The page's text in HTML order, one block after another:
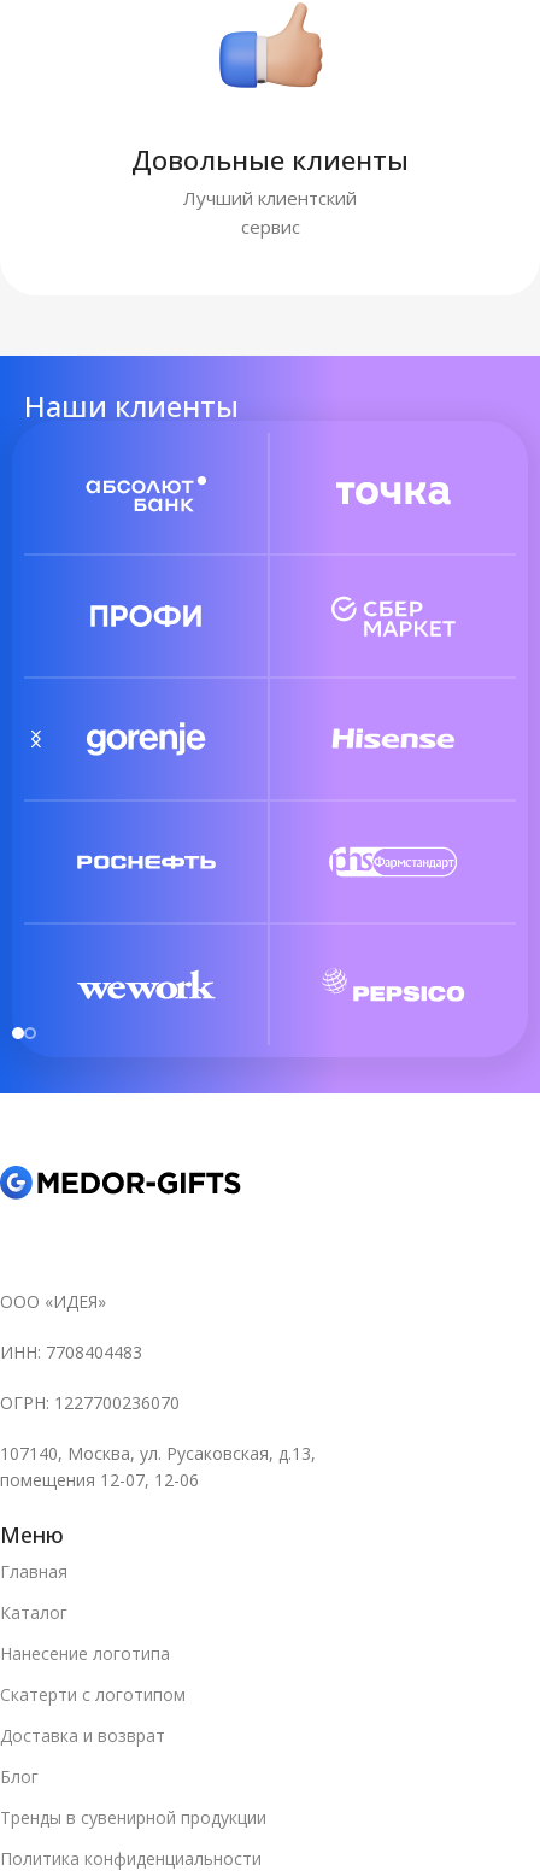
Довольные клиенты
Лучший клиентский
сервис
Наши клиенты
ООО «ИДЕЯ»
ИНН: 7708404483
ОГРН: 1227700236070
107140, Москва, ул. Русаковская, д.13,
помещения 12-07, 12-06
Меню
Главная
Каталог
Нанесение логотипа
Скатерти с логотипом
Доставка и возврат
Блог
Тренды в сувенирной продукции
Политика конфиденциальности